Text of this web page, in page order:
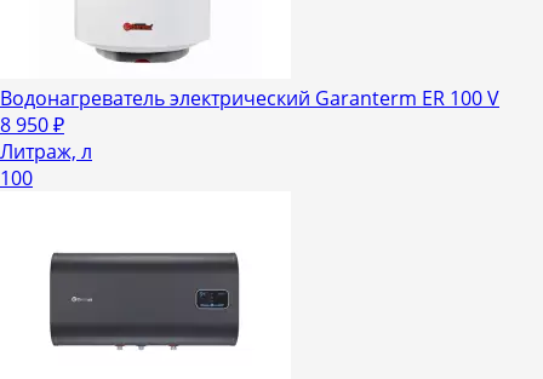
Водонагреватель электрический Garanterm ER 100 V
8 950₽
Литраж, л
100